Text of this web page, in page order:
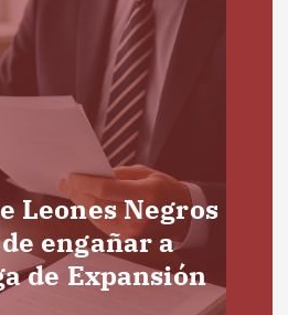
Leones Negros
engañar a
de Expansión